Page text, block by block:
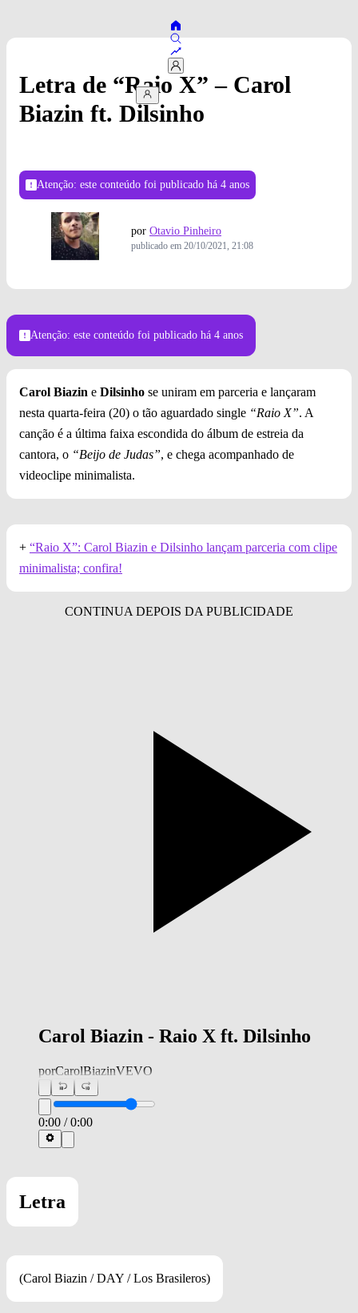
Letra de “Raio X” – Carol
Biazin ft. Dilsinho
Atenção: este conteúdo foi publicado há 4 anos
por Otavio Pinheiro
publicado em 20/10/2021, 21:08
Atenção: este conteúdo foi publicado há 4 anos
Carol Biazin e Dilsinho se uniram em parceria e lançaram
nesta quarta-feira (20) o tão aguardado single “Raio X”. A
canção é a última faixa escondida do álbum de estreia da
cantora, o “Beijo de Judas”, e chega acompanhado de
videoclipe minimalista.
+ “Raio X”: Carol Biazin e Dilsinho lançam parceria com clipe
minimalista; confira!
Carol Biazin - Raio X ft. Dilsinho
porCarolBiazinVEVO
0:00 /0:00
Letra
(Carol Biazin / DAY / Los Brasileros)